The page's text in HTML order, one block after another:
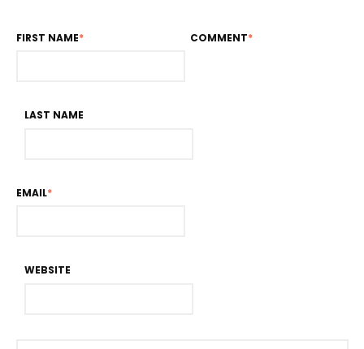
FIRST NAME*
LAST NAME
EMAIL*
WEBSITE
COMMENT*